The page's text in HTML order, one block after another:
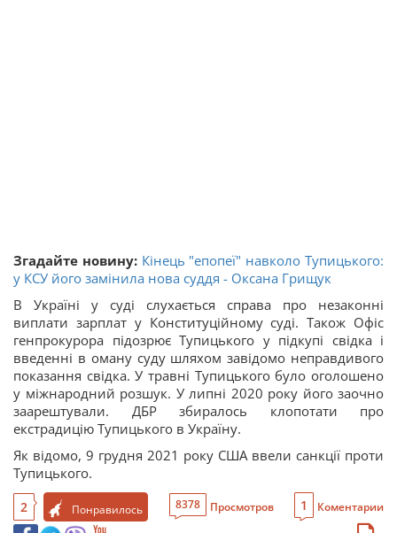
Згадайте новину: Кінець "епопеї" навколо Тупицького:
у КСУ його замінила нова суддя - Оксана Грищук
В Україні у суді слухається справа про незаконні
виплати зарплат у Конституційному суді. Також Офіс
генпрокурора підозрює Тупицького у підкупі свідка і
введенні в оману суду шляхом завідомо неправдивого
показання свідка. У травні Тупицького було оголошено
у міжнародний розшук. У липні 2020 року його заочно
заарештували. ДБР збиралось клопотати про
екстрадицію Тупицького в Україну.
Як відомо, 9 грудня 2021 року США ввели санкції проти
Тупицького.
2 Понравилось 8378 Просмотров 1 Коментарии